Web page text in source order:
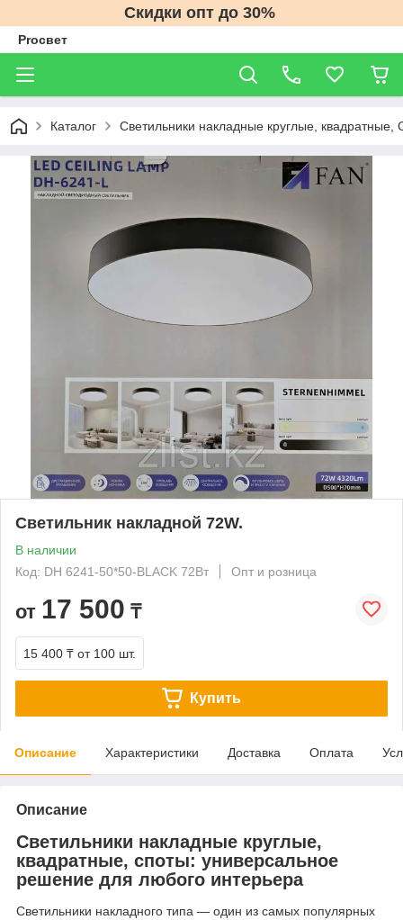
Скидки опт до 30%
Proсвет
Каталог Светильники накладные круглые, квадратные,
Светильник накладной 72W.
В наличии
Код: DH 6241-50*50-BLACK 72Вт
Опт и розница
от 17 500 ₸
15 400 ₸ от 100 шт.
Купить
Описание Характеристики Доставка Оплата
Описание
Светильники накладные круглые,
квадратные, споты: универсальное
решение для любого интерьера
Светильники накладного типа — один из самых популярных